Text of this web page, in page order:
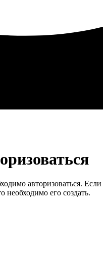
авторизоваться. Если
необходимо его создать.